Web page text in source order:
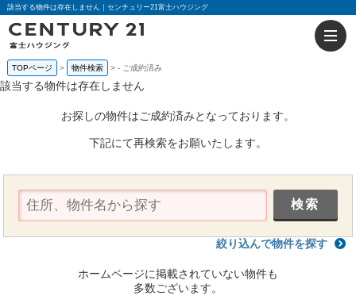
該当する物件は存在しません｜センチュリー21富士ハウジング
TOPページ 物件検索 - ご成約済み
該当する物件は存在しません
お探しの物件はご成約済みとなっております。
下記にて再検索をお願いたします。
絞り込んで物件を探す
ホームページに掲載されていない物件も
多数ございます。